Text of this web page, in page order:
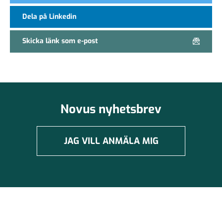
Dela på Linkedin
Skicka länk som e-post
Novus nyhetsbrev
JAG VILL ANMÄLA MIG